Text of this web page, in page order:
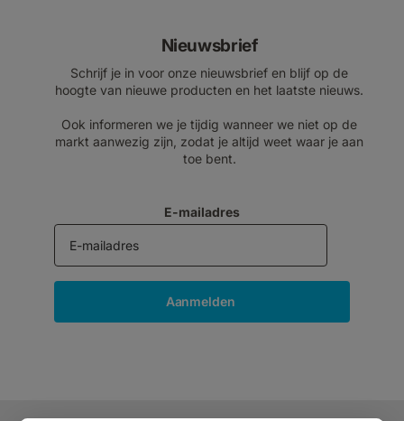
Nieuwsbrief
Schrijf je in voor onze nieuwsbrief en blijf op de
hoogte van nieuwe producten en het laatste nieuws.
Ook informeren we je tijdig wanneer we niet op de
markt aanwezig zijn, zodat je altijd weet waar je aan
toe bent.
E-mailadres
Aanmelden